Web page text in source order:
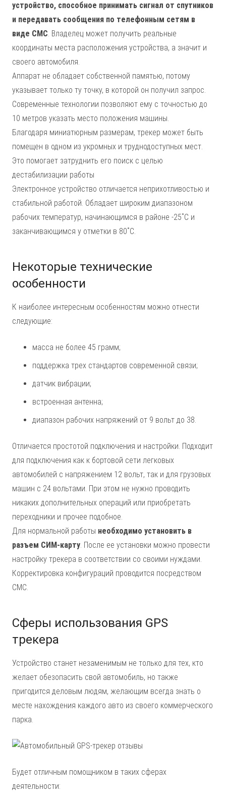
устройство, способное принимать сигнал от спутников
и передавать сообщения по телефонным сетям в
виде СМС. Владелец может получить реальные
координаты места расположения устройства, а значит и
своего автомобиля.
Аппарат не обладает собственной памятью, потому
указывает только ту точку, в которой он получил запрос.
Современные технологии позволяют ему с точностью до
10 метров указать место положения машины.
Благодаря миниатюрным размерам, трекер может быть
помещен в одном из укромных и труднодоступных мест.
Это помогает затруднить его поиск с целью
дестабилизации работы
Электронное устройство отличается неприхотливостью и
стабильной работой. Обладает широким диапазоном
рабочих температур, начинающимся в районе -25˚С и
заканчивающимся у отметки в 80˚С.
Некоторые технические
особенности
К наиболее интересным особенностям можно отнести
следующие:
масса не более 45 грамм;
поддержка трех стандартов современной связи;
датчик вибрации;
встроенная антенна;
диапазон рабочих напряжений от 9 вольт до 38.
Отличается простотой подключения и настройки. Подходит
для подключения как к бортовой сети легковых
автомобилей с напряжением 12 вольт, так и для грузовых
машин с 24 вольтами. При этом не нужно проводить
никаких дополнительных операций или приобретать
переходники и прочее подобное.
Для нормальной работы необходимо установить в
разъем СИМ-карту. После ее установки можно провести
настройку трекера в соответствии со своими нуждами.
Корректировка конфигураций проводится посредством
СМС.
Сферы использования GPS
трекера
Устройство станет незаменимым не только для тех, кто
желает обезопасить свой автомобиль, но также
пригодится деловым людям, желающим всегда знать о
месте нахождения каждого авто из своего коммерческого
парка.
Будет отличным помощником в таких сферах
деятельности: